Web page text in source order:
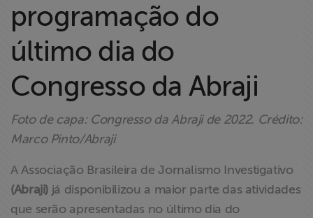
Documentários
dos
Homenageados
Notícias
Associe-se
Doe para
ABRAJI
programação do
último dia do
Congresso da Abraji
Foto de capa: Congresso da Abraji de 2022. Crédito:
Marco Pinto/Abraji
A Associação Brasileira de Jornalismo Investigativo
(Abraji) já disponibilizou a maior parte das atividades
que serão apresentadas no último dia do